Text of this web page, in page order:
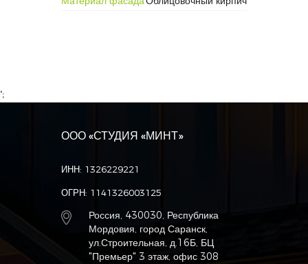
';
ООО «СТУДИЯ «МИНТ»
ИНН: 1326229221
ОГРН: 1141326003125
Россия, 430030, Республика
Мордовия, город Саранск,
ул.Строительная, д.16Б, БЦ
"Премьер" 3 этаж, офис 308